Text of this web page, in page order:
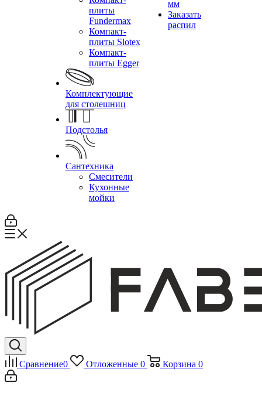
плиты
Fundermax
Компакт-
плиты Slotex
Компакт-
плиты Egger
Комплектующие
для столешниц
Подстолья
Сантехника
Смесители
Кухонные
мойки
мм
Заказать
распил
Сравнение0 Отложенные 0 Корзина 0